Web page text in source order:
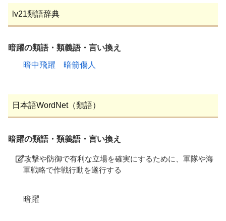
lv21類語辞典
暗躍の類語・類義語・言い換え
暗中飛躍
暗箭傷人
日本語WordNet（類語）
暗躍の類語・類義語・言い換え
攻撃や防御で有利な立場を確実にするために、軍隊や海
軍戦略で作戦行動を遂行する
暗躍